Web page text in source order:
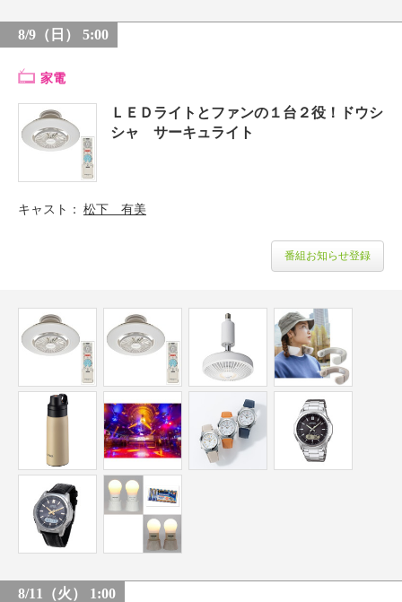
8/9（日） 5:00
家電
ＬＥＤライトとファンの１台２役！ドウシ
シャ サーキュライト
キャスト 松下 有美
番組お知らせ登録
8/11（火） 1:00